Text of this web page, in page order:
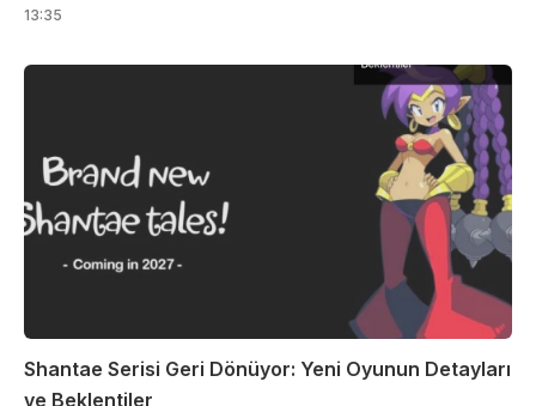
13:35
Shantae Serisi Geri Dönüyor: Yeni Oyunun Detayları
ve Beklentiler